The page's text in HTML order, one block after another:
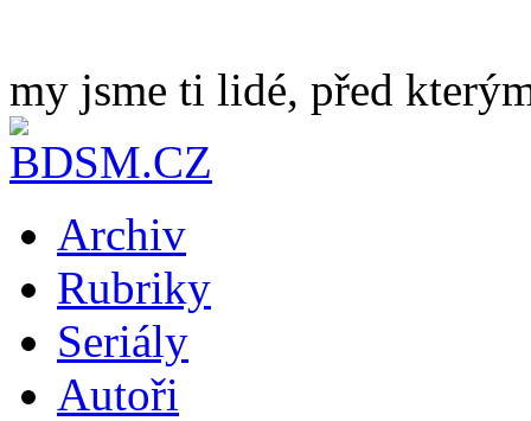
my jsme ti lidé, před
Archiv
Rubriky
Seriály
Autoři